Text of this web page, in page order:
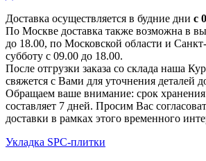
Доставка осуществляется в будние дни с
По Москве доставка также возможна в
до 18.00, по Московской области и
субботу с 09.00 до 18.00.
После отгрузки заказа со склада наша
свяжется с Вами для уточнения деталей
Обращаем ваше внимание: срок хранения
составляет 7 дней. Просим Вас
доставки в рамках этого временного
Укладка SPC-плитки